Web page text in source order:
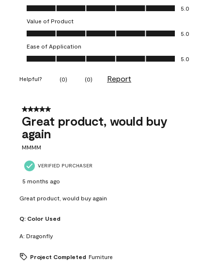
Quality of Product, 5.0 out of 5
5.0
Value of Product
Value of Product, 5.0 out of 5
5.0
Ease of Application
Ease of Application, 5.0 out of 5
5.0
Helpful? (0) (0) Report
5 out of 5 stars.
Great product, would buy
again
MMMM
VERIFIED PURCHASER
5 months ago
Great product, would buy again
Q: Color Used
A: Dragonfly
Project Completed Furniture